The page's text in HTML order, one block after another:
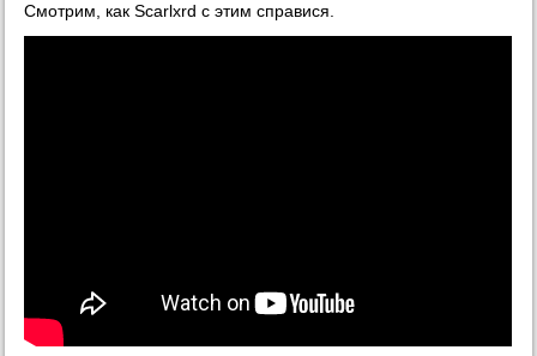
Смотрим, как Scarlxrd с этим справися.